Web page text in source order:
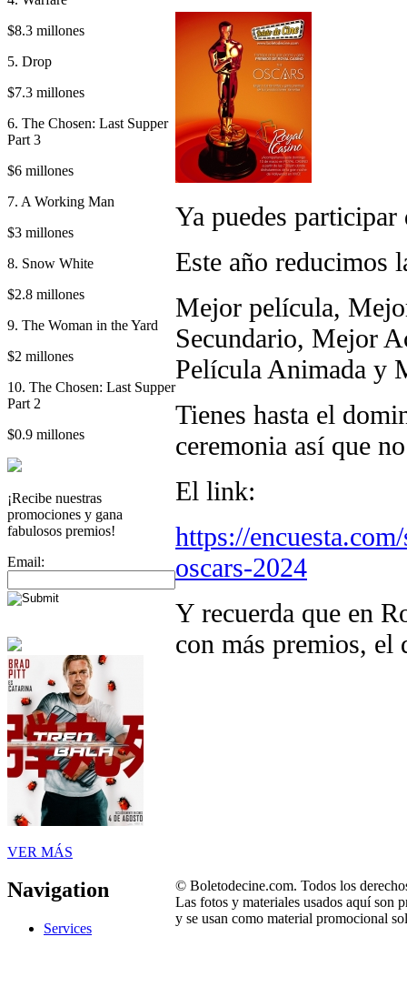
$8.3 millones
5. Drop
$7.3 millones
6. The Chosen: Last Supper
Part 3
$6 millones
7. A Working Man
$3 millones
8. Snow White
$2.8 millones
9. The Woman in the Yard
$2 millones
10. The Chosen: Last Supper
Part 2
$0.9 millones
¡Recibe nuestras
promociones y gana
fabulosos premios!
Email:
VER MÁS
Navigation
Services
Ya puedes
Este año reducimos
Mejor película,
Secundario, Mejor
Película Animada y
Tienes hasta el
ceremonia así que
El link:
https://
oscars-2024
Y recuerda que en
con más premios, el
© Boletodecine.com. Todos los
Las fotos y materiales usados aquí son
y se usan como material promocional